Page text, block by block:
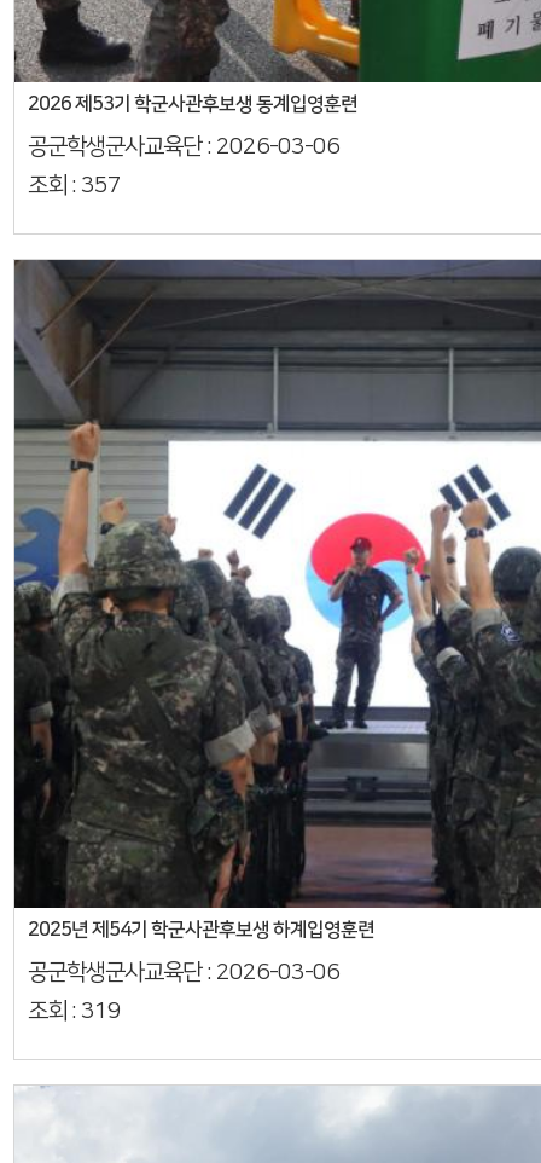
2026 제53기 학군사관후보생 동계입영훈련
공군학생군사교육단 : 2026-03-06
조회 : 357
2025년 제54기 학군사관후보생 하계입영훈련
공군학생군사교육단 : 2026-03-06
조회 : 319